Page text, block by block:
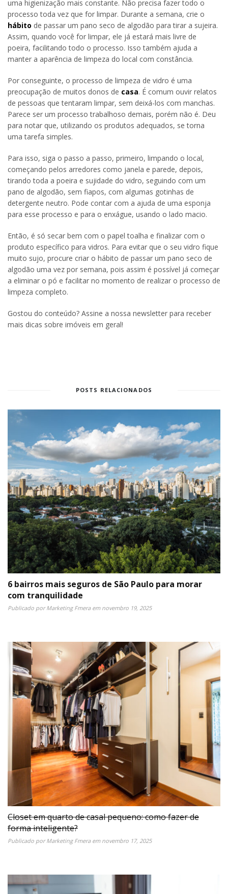
uma higienização mais constante. Não precisa fazer todo o
processo toda vez que for limpar. Durante a semana, crie o
hábito de passar um pano seco de algodão para tirar a sujeira.
Assim, quando você for limpar, ele já estará mais livre de
poeira, facilitando todo o processo. Isso também ajuda a
manter a aparência de limpeza do local com constância.
Por conseguinte, o processo de limpeza de vidro é uma
preocupação de muitos donos de casa. É comum ouvir relatos
de pessoas que tentaram limpar, sem deixá-los com manchas.
Parece ser um processo trabalhoso demais, porém não é. Deu
para notar que, utilizando os produtos adequados, se torna
uma tarefa simples.
Para isso, siga o passo a passo, primeiro, limpando o local,
começando pelos arredores como janela e parede, depois,
tirando toda a poeira e sujidade do vidro, seguindo com um
pano de algodão, sem fiapos, com algumas gotinhas de
detergente neutro. Pode contar com a ajuda de uma esponja
para esse processo e para o enxágue, usando o lado macio.
Então, é só secar bem com o papel toalha e finalizar com o
produto específico para vidros. Para evitar que o seu vidro fique
muito sujo, procure criar o hábito de passar um pano seco de
algodão uma vez por semana, pois assim é possível já começar
a eliminar o pó e facilitar no momento de realizar o processo de
limpeza completo.
Gostou do conteúdo? Assine a nossa newsletter para receber
mais dicas sobre imóveis em geral!
POSTS RELACIONADOS
6 bairros mais seguros de São Paulo para morar
com tranquilidade
Publicado porMarketing Fmeraem novembro 19, 2025
Closet em quarto de casal pequeno: como fazer de
forma inteligente?
Publicado porMarketing Fmeraem novembro 17, 2025